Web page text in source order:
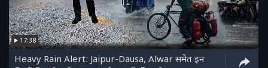
17:38
Heavy Rain Alert: Jaipur-Dausa, Alwar समेत इन